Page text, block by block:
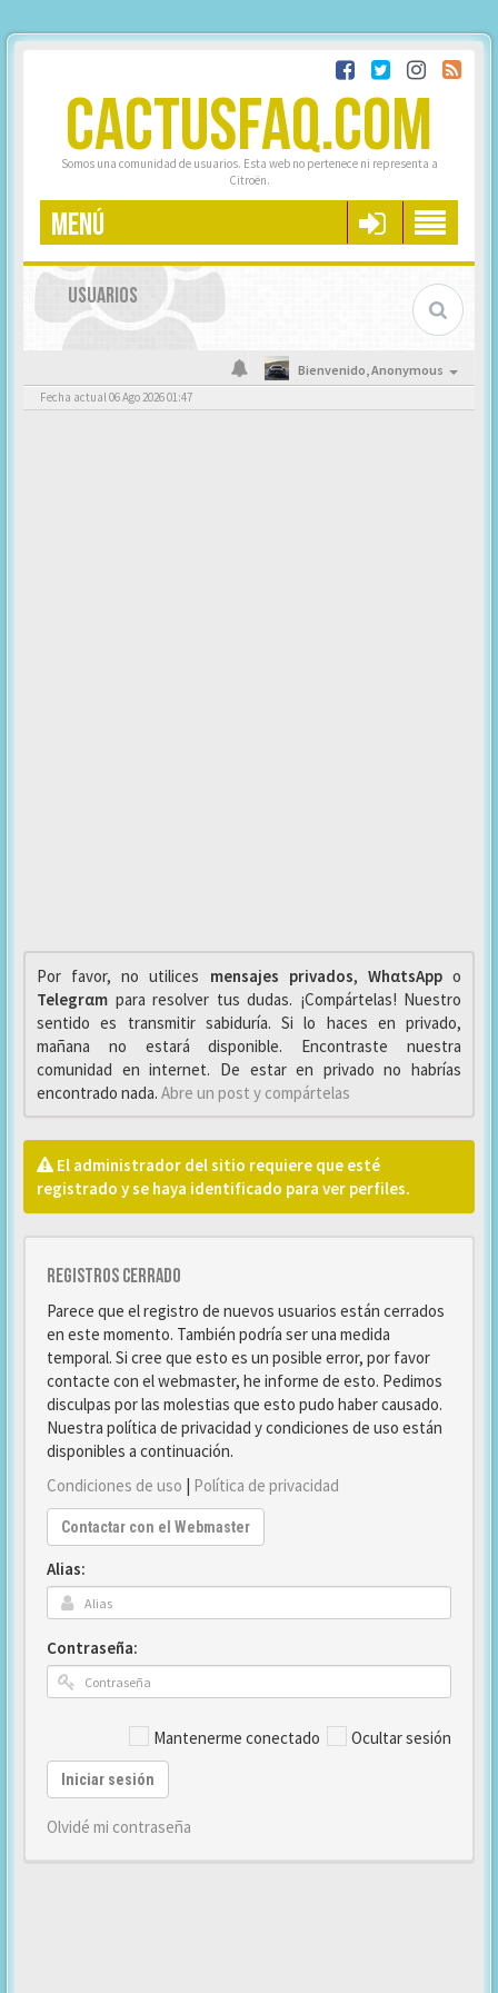
CACTUSFAQ.COM
Somos una comunidad de usuarios. Esta web no pertenece ni representa a
Citroën.
MENÚ
USUARIOS
Bienvenido,Anonymous
Fecha actual 06 Ago 2026 01:47
Por favor, no utilices mensajes privados, WhαtsAppo
Telegrαm para resolver tus dudas. ¡Compártelas! Nuestro
sentido es transmitir sabiduría. Si lo haces en privado,
mañana no estará disponible. Encontraste nuestra
comunidad en internet. De estar en privado no habrías
encontrado nada. Abre un post y compártelas
El administrador del sitio requiere que esté
registrado y se haya identificado para ver perfiles.
Registros cerrado
Parece que el registro de nuevos usuarios están cerrados
en este momento. También podría ser una medida
temporal. Si cree que esto es un posible error, por favor
contacte con el webmaster, he informe de esto. Pedimos
disculpas por las molestias que esto pudo haber causado.
Nuestra política de privacidad y condiciones de uso están
disponibles a continuación.
Condiciones de uso | Política de privacidad
Contactar con el Webmaster
Alias:
Contraseña:
Mantenerme conectado Ocultar sesión
Iniciar sesión
Olvidé mi contraseña